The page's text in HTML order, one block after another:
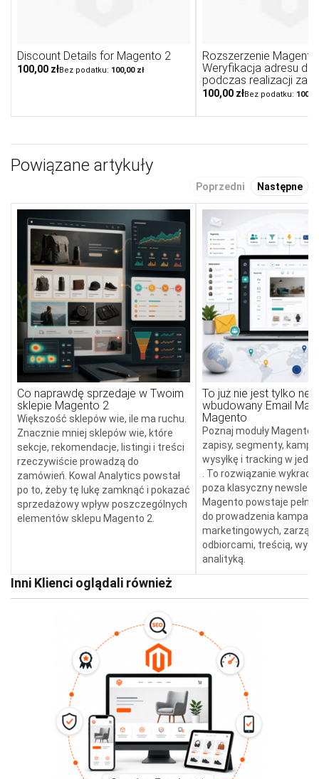
Discount Details for Magento 2
100,00 zł 100,00 zł
Rozszerzenie Magento
Weryfikacja adresu
podczas realizacji
100,00 zł
Powiązane artykuły
Poprzedni Następne
Co naprawdę sprzedaje w Twoim
sklepie Magento 2
Większość sklepów wie, ile ma ruchu.
Znacznie mniej sklepów wie, które
sekcje, rekomendacje, listingi i treści
rzeczywiście prowadzą do
zamówień. Kowal Analytics powstał
po to, żeby tę lukę zamknąć i pokazać
sprzedażowy wpływ poszczególnych
elementów sklepu Magento 2.
To już nie jest tylko
wbudowany Email
Magento
Poznaj moduły Magento,
zapisy, segmenty,
wysyłkę i tracking w
. To rozwiązanie
poza klasyczny
Magento powstaje
do prowadzenia
marketingowych,
odbiorcami, treścią,
analityką.
Inni Klienci oglądali również